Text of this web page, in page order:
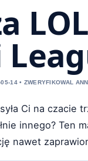
14 • ZWERYFIKOWAL
Ci na czacie
innego? Ten
nawet